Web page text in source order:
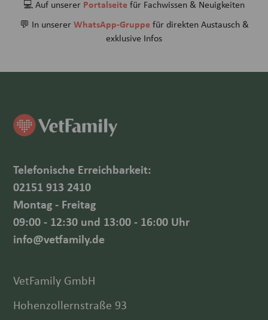
💻 Auf unserer Portalseitefür Fachwissen & Neuigkeiten
💬 In unsererWhatsApp-Gruppefür direkten Austausch &
exklusive Infos
Telefonische Erreichbarkeit:
02151 913 2410
Montag - Freitag
09:00 - 12:30 und 13:00 - 16:00 Uhr
info@vetfamily.de
VetFamily GmbH
Hohenzollernstraße 93